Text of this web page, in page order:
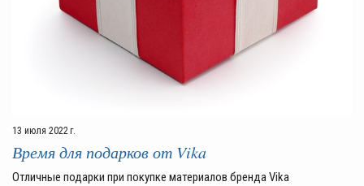
13 июля 2022 г.
Время для подарков от Vika
Отличные подарки при покупке материалов бренда Vika